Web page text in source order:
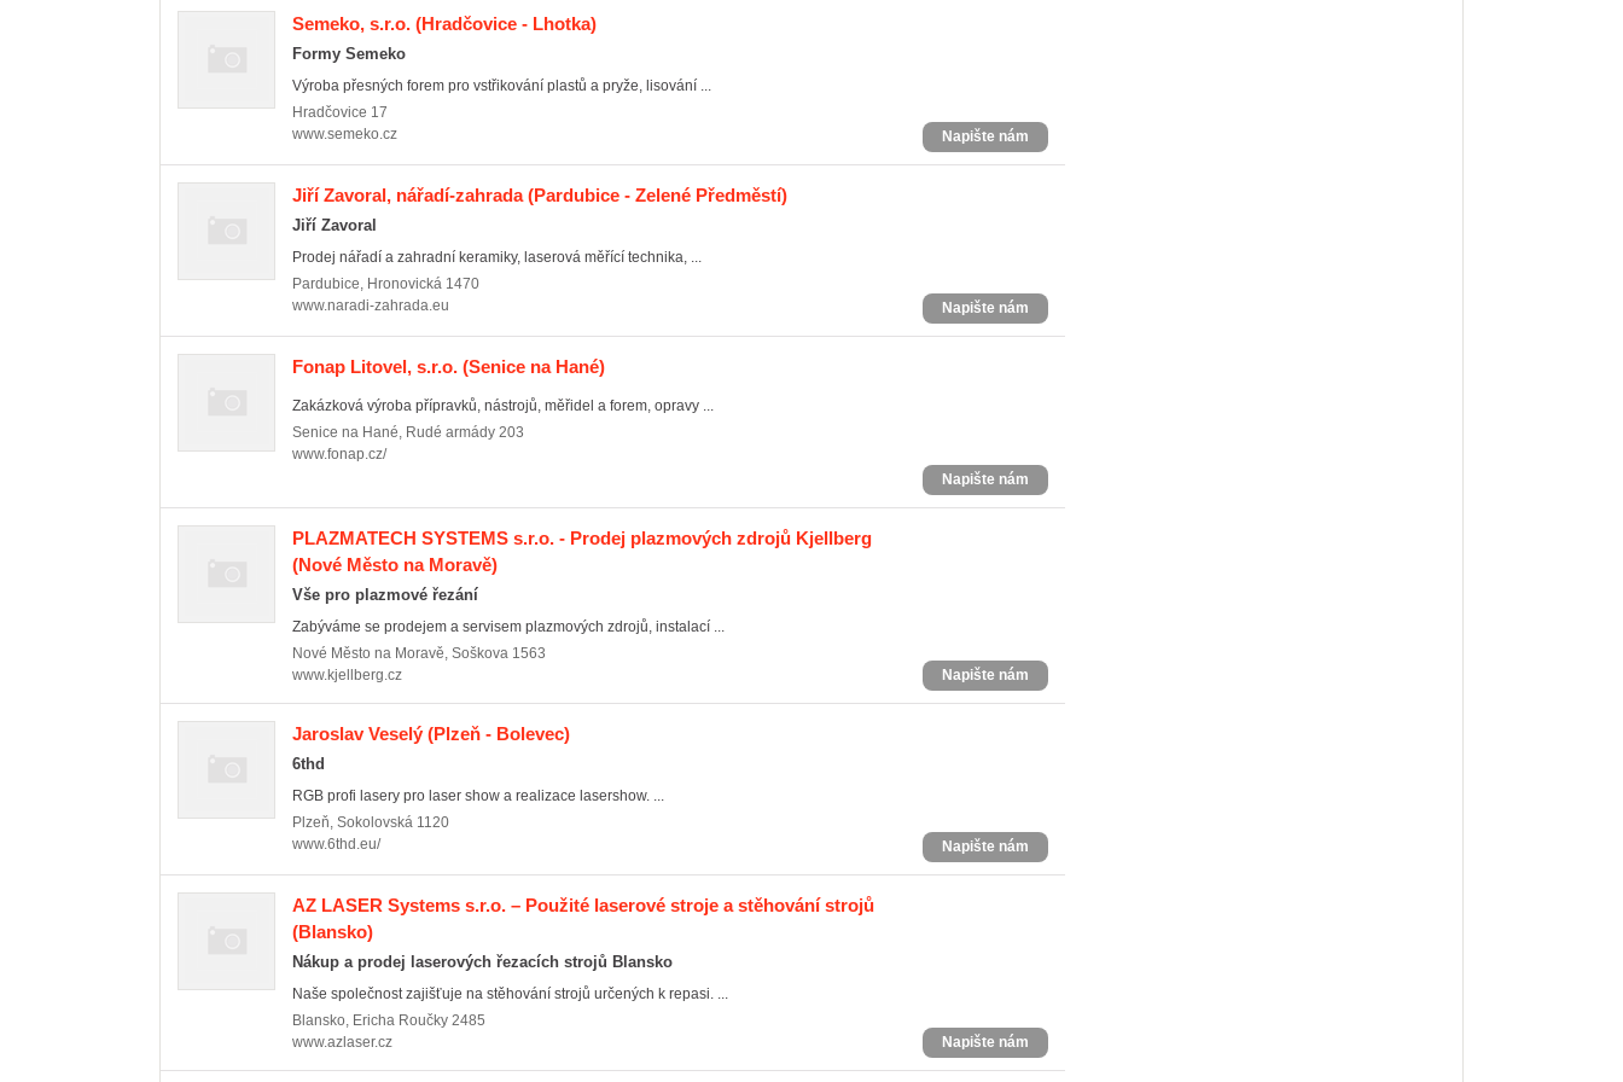
Semeko, s.r.o. (Hradčovice - Lhotka)
Formy Semeko
Výroba přesných forem pro vstřikování plastů a pryže, lisování ...
Hradčovice 17
www.semeko.cz
Napište nám
Jiří Zavoral, nářadí-zahrada(Pardubice - Zelené Předměstí)
Jiří Zavoral
Prodej nářadí a zahradní keramiky, laserová měřící technika, ...
Pardubice, Hronovická 1470
www.naradi-zahrada.eu
Napište nám
Fonap Litovel, s.r.o. (Senice na Hané)
Zakázková výroba přípravků, nástrojů, měřidel a forem, opravy ...
Senice na Hané, Rudé armády 203
www.fonap.cz/
Napište nám
PLAZMATECH SYSTEMS s.r.o. - Prodej plazmových zdrojů Kjellberg
(Nové Město na Moravě)
Vše pro plazmové řezání
Zabýváme se prodejem a servisem plazmových zdrojů, instalací ...
Nové Město na Moravě, Soškova 1563
www.kjellberg.cz
Napište nám
Jaroslav Veselý (Plzeň - Bolevec)
6thd
RGB profi lasery pro laser show a realizace lasershow. ...
Plzeň, Sokolovská 1120
www.6thd.eu/
Napište nám
AZ LASER Systems s.r.o. – Použité laserové stroje a stěhování strojů
(Blansko)
Nákup a prodej laserových řezacích strojů Blansko
Naše společnost zajišťuje na stěhování strojů určených k repasi. ...
Blansko, Ericha Roučky 2485
www.azlaser.cz
Napište nám